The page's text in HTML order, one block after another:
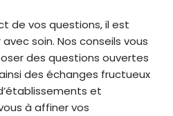
de vos questions, il est
soin. Nos conseils vous
des questions ouvertes
des échanges fructueux
et
à affiner vos